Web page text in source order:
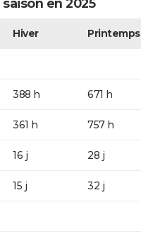
en 2025
Hiver Printemps
388 h 671 h
361 h 757 h
16 j 28 j
15 j 32 j